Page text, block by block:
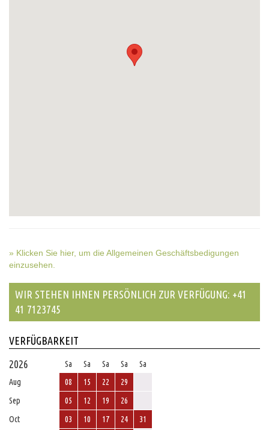
» Klicken Sie hier, um die Allgemeinen Geschäftsbedigungen
einzusehen.
WIR STEHEN IHNEN PERSÖNLICH ZUR VERFÜGUNG: +41
41 7123745
VERFÜGBARKEIT
2026
Sa Sa Sa Sa
Sa
Aug
08 15 22
29
Sep
05 12 19
26
Oct
03 10 17 24
31